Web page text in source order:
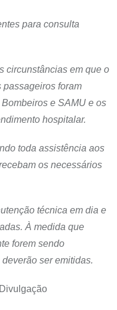
para consulta
circunstâncias em que o
passageiros foram
e SAMU e os
hospitalar.
toda assistência aos
os necessários
técnica em dia e
À medida que
forem sendo
ser emitidas.
Divulgação